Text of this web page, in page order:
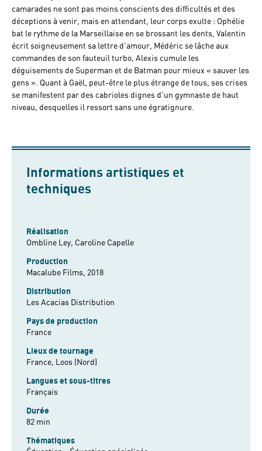
camarades ne sont pas moins conscients des difficultés et des
déceptions à venir, mais en attendant, leur corps exulte : Ophélie
bat le rythme de la Marseillaise en se brossant les dents, Valentin
écrit soigneusement sa lettre d'amour, Médéric se lâche aux
commandes de son fauteuil turbo, Alexis cumule les
déguisements de Superman et de Batman pour mieux « sauver les
gens ». Quant à Gaël, peut-être le plus étrange de tous, ses crises
se manifestent par des cabrioles dignes d'un gymnaste de haut
niveau, desquelles il ressort sans une égratignure.
Informations artistiques et
techniques
Réalisation
Ombline Ley, Caroline Capelle
Production
Macalube Films, 2018
Distribution
Les Acacias Distribution
Pays de production
France
Lieux de tournage
France, Loos (Nord)
Langues et sous-titres
Français
Durée
82 min
Thématiques